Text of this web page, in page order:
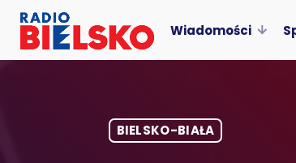
Wiadomości
BIELSKO-BIAŁA